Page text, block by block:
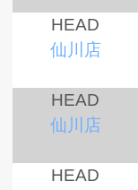
HEAD
仙川店
HEAD
仙川店
HEAD